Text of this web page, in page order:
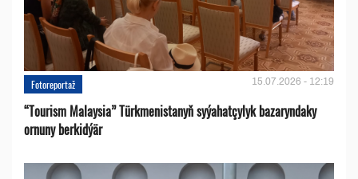
Fotoreportaž 15.07.2026 - 12:19
“Tourism Malaysia” Türkmenistanyň syýahatçylyk bazaryndaky
ornuny berkidýär